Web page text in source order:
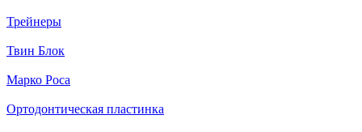
Трейнеры
Твин Блок
Марко Роса
Ортодонтическая пластинка